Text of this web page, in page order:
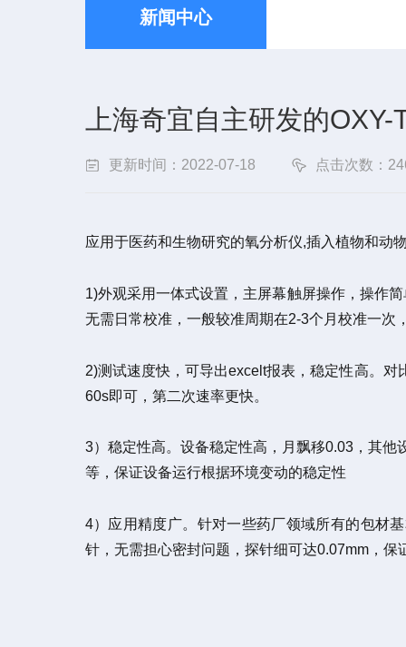
新闻中心
上海奇宜自主研发的
更新时间：2022-07-18 点击次数：
应用于医药和生物研究的氧分析仪,插入植物和动
1)外观采用一体式设置，主屏幕触屏操作，操作
无需日常校准，一般较准周期在2-3个月校准一次
2)测试速度快，可导出excelt报表，稳定性高。
60s即可，第二次速率更快。
3）稳定性高。设备稳定性高，月飘移0.03，其
等，保证设备运行根据环境变动的稳定性
4）应用精度广。针对一些药厂领域所有的包材
针，无需担心密封问题，探针细可达0.07mm，保